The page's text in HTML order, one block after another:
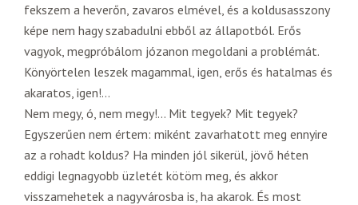
fekszem a heverőn, zavaros elmével, és a koldusasszony
képe nem hagy szabadulni ebből az állapotból. Erős
vagyok, megpróbálom józanon megoldani a problémát.
Könyörtelen leszek magammal, igen, erős és hatalmas és
akaratos, igen!…
Nem megy, ó, nem megy!… Mit tegyek? Mit tegyek?
Egyszerűen nem értem: miként zavarhatott meg ennyire
az a rohadt koldus? Ha minden jól sikerül, jövő héten
eddigi legnagyobb üzletét kötöm meg, és akkor
visszamehetek a nagyvárosba is, ha akarok. És most